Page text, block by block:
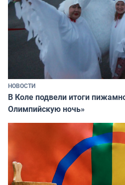
НОВОСТИ
В Коле подвели итоги
Олимпийскую ночь»